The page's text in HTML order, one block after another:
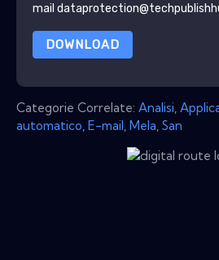
mail
DOWNLOAD
Categorie Correlate: Analisi
automatico E-mail Mela San